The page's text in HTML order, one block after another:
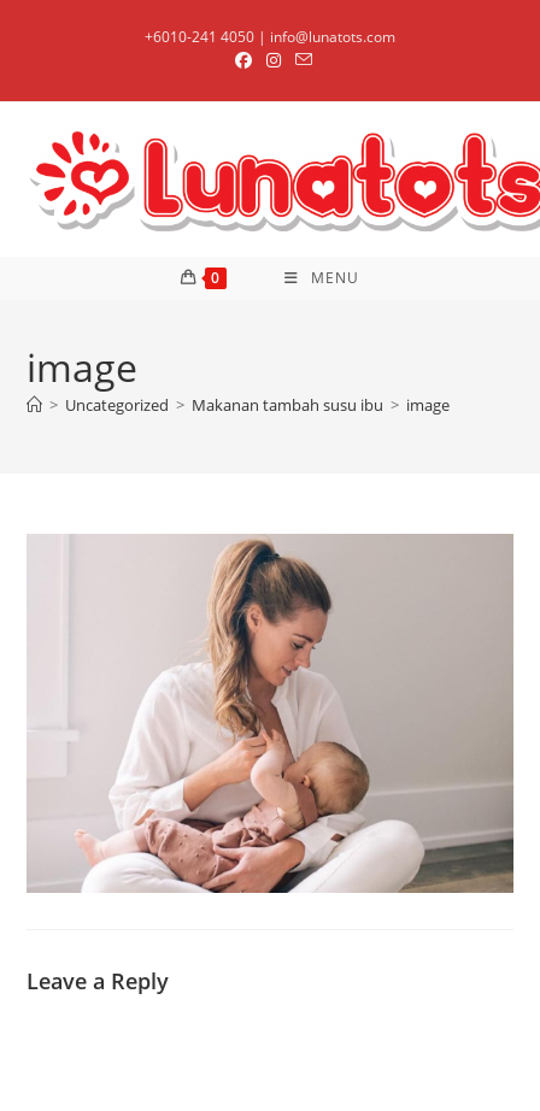
+6010-241 4050 | info@lunatots.com
0 MENU
image
> Uncategorized > Makanan tambah susu ibu > image
Leave a Reply